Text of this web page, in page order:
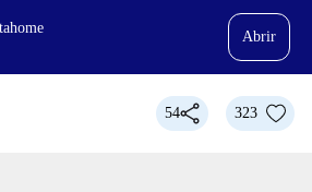
Abrir
54 323